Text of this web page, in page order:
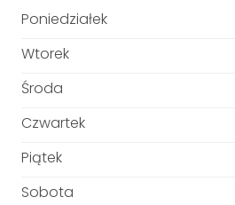
Poniedziałek
Wtorek
Środa
Czwartek
Piątek
Sobota